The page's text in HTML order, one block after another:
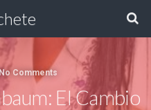
Comments
El Cambio